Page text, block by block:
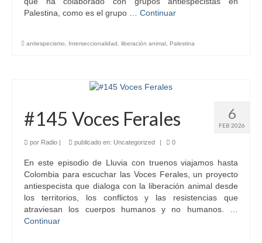
Palestina, como es el grupo … Continuar
antiespecismo, Interseccionalidad, liberación animal, Palestina
6
FEB 2026
#145 Voces Ferales
por Radio | publicado en: Uncategorized | 0
En este episodio de Lluvia con truenos viajamos hasta
Colombia para escuchar las Voces Ferales, un proyecto
antiespecista que dialoga con la liberación animal desde
los territorios, los conflictos y las resistencias que
atraviesan los cuerpos humanos y no humanos. …
Continuar